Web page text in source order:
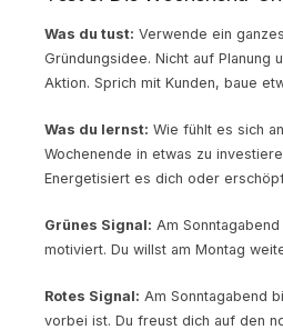
Was du tust: Verwende ein
Gründungsidee. Nicht auf Planung
Aktion. Sprich mit Kunden, baue
Was du lernst: Wie fühlt es sich
Wochenende in etwas zu
Energetisiert es dich oder
Grünes Signal: Am
motiviert. Du willst am Montag
Rotes Signal: Am Sonntagabend
vorbei ist. Du freust dich auf den